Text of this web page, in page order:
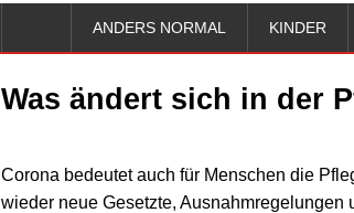
ANDERS NORMAL KINDER
Was ändert sich in der
Corona bedeutet auch für Menschen die
wieder neue Gesetzte, Ausnahmregelungen